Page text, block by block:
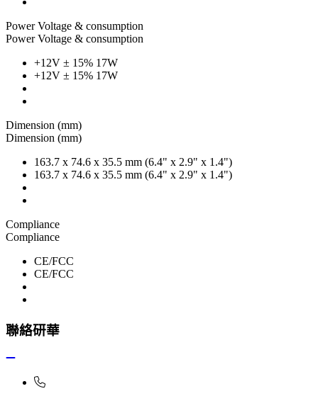
Power Voltage & consumption
Power Voltage & consumption
+12V ± 15% 17W
+12V ± 15% 17W
Dimension (mm)
Dimension (mm)
163.7 x 74.6 x 35.5 mm (6.4" x 2.9" x 1.4")
163.7 x 74.6 x 35.5 mm (6.4" x 2.9" x 1.4")
Compliance
Compliance
CE/FCC
CE/FCC
聯絡研華